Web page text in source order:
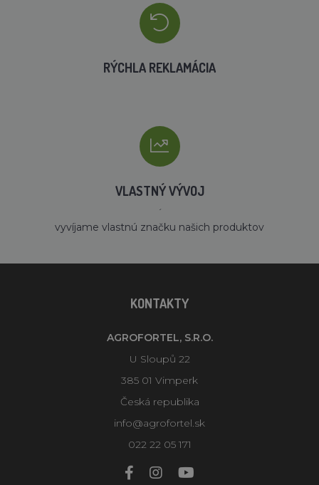
RÝCHLA REKLAMÁCIA
VLASTNÝ VÝVOJ
´
vyvíjame vlastnú značku našich produktov
KONTAKTY
AGROFORTEL, S.R.O.
U Sloupů 22
385 01 Vimperk
Česká republika
info@agrofortel.sk
022 22 05 171